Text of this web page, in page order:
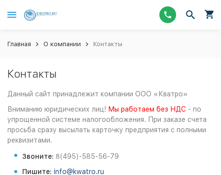
Главная О компании Контакты
Контакты
Данный сайт принадлежит компании ООО «Кватро»
Вниманию юридических лиц! Мы работаем без НДС - по
упрощенной системе налогообложения. При заказе счета
просьба сразу высылать карточку предприятия с полными
реквизитами.
Звоните: 8(495)-585-56-79
Пишите: info@kwatro.ru